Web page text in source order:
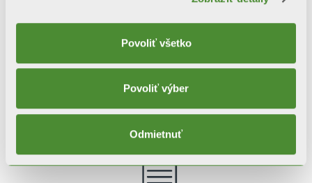
Povoliť všetko
Povoliť výber
Odmietnuť